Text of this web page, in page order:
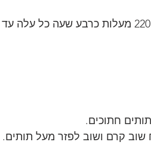
חתוכים.
קרם ושוב לפזר מעל תותים.